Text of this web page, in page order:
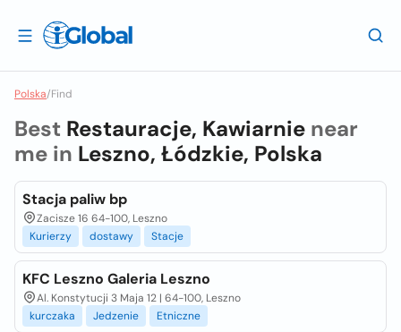
Polska/Find
Best Restauracje, Kawiarnie near
me in Leszno, Łódzkie, Polska
Stacja paliw bp
Zacisze 16 64-100, Leszno
Kurierzy
dostawy Stacje
KFC Leszno Galeria Leszno
Al. Konstytucji 3 Maja 12 | 64-100, Leszno
kurczaka
Jedzenie Etniczne